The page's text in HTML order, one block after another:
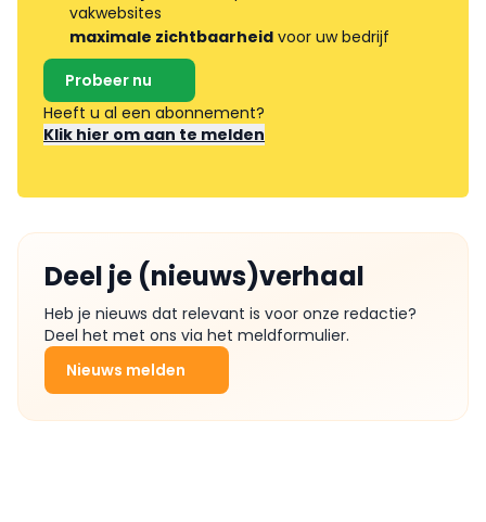
vakwebsites
maximale zichtbaarheid voor uw bedrijf
Probeer nu
Heeft u al een abonnement?
Klik hier om aan te melden
Deel je (nieuws)verhaal
Heb je nieuws dat relevant is voor onze redactie?
Deel het met ons via het meldformulier.
Nieuws melden